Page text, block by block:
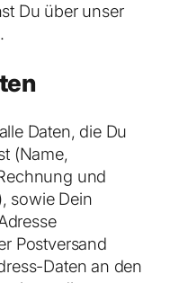
Du über unser
Daten, die Du
(Name,
und
sowie Dein
Postversand
Daten an den